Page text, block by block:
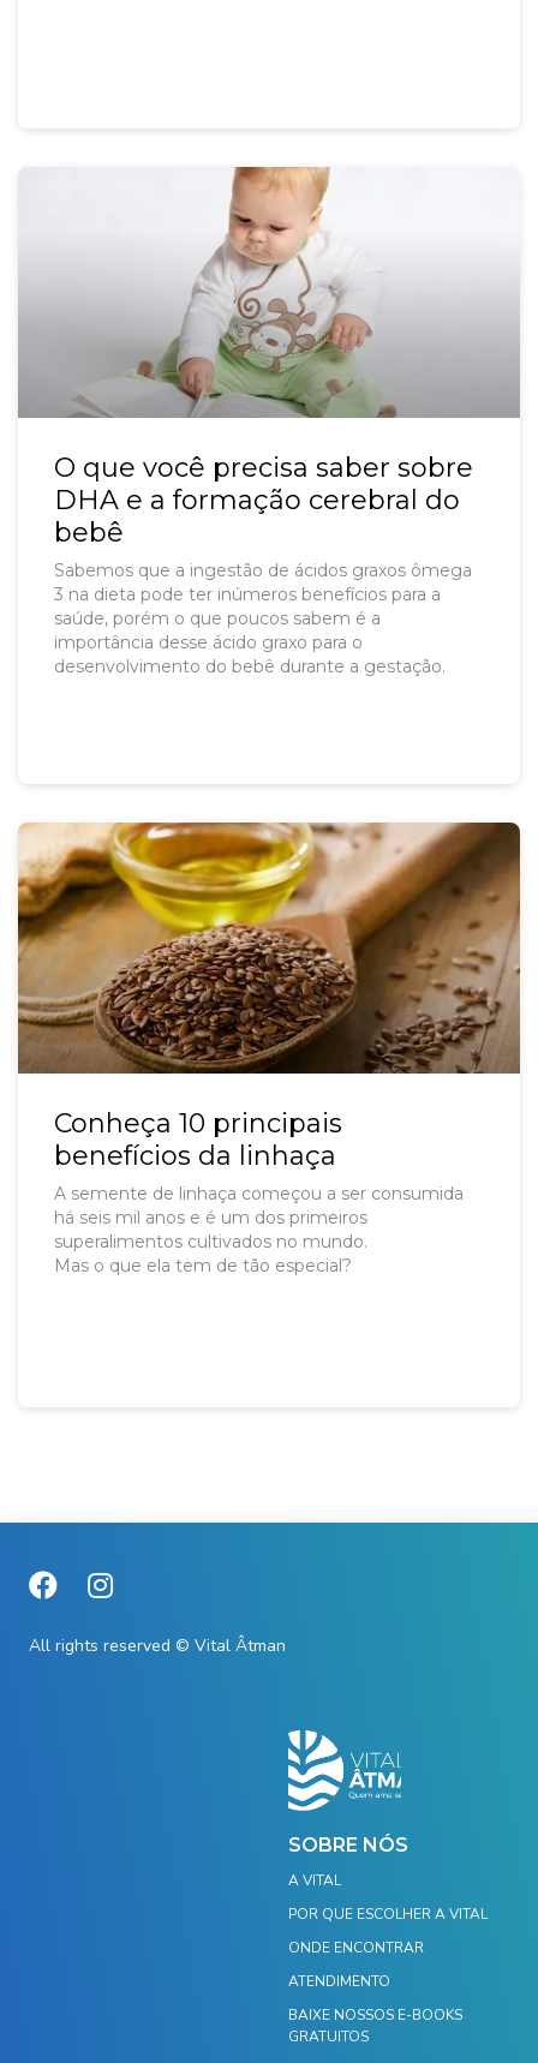
O que você precisa saber sobre
DHA e a formação cerebral do
bebê
Sabemos que a ingestão de ácidos graxos ômega
3 na dieta pode ter inúmeros benefícios para a
saúde, porém o que poucos sabem é a
importância desse ácido graxo para o
desenvolvimento do bebê durante a gestação.
Conheça 10 principais
benefícios da linhaça
A semente de linhaça começou a ser consumida
há seis mil anos e é um dos primeiros
superalimentos cultivados no mundo.
Mas o que ela tem de tão especial?
SOBRE NÓS
A VITAL
POR QUE ESCOLHER A VITAL
ONDE ENCONTRAR
ATENDIMENTO
BAIXE NOSSOS E-BOOKS
GRATUITOS
All rights reserved © Vital Âtman